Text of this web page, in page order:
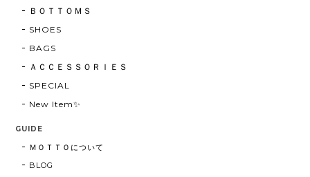
ＢＯＴＴＯＭＳ
SHOES
BAGS
ＡＣＣＥＳＳＯＲＩＥＳ
SPECIAL
New Item✨
GUIDE
ＭＯＴＴＯについて
BLOG